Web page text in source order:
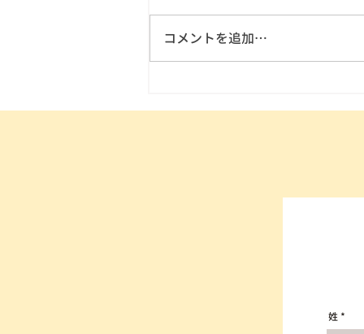
コメントを追加…
姓